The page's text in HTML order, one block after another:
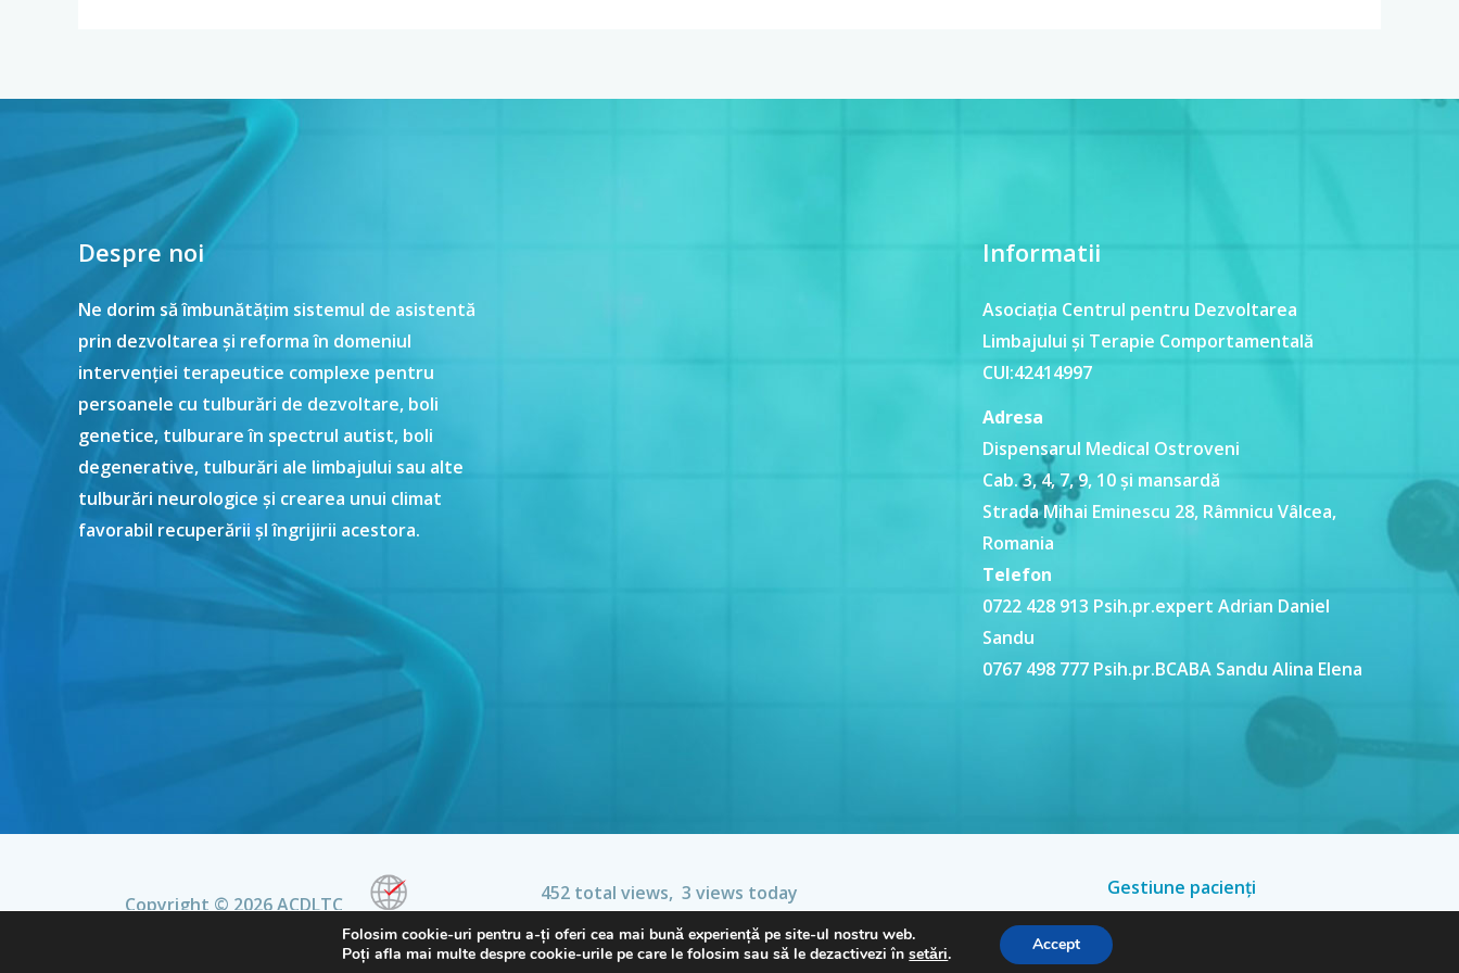
Despre noi
Ne dorim să îmbunătățim sistemul de asistentă
prin dezvoltarea și reforma în domeniul
intervenției terapeutice complexe pentru
persoanele cu tulburări de dezvoltare, boli
genetice, tulburare în spectrul autist, boli
degenerative, tulburări ale limbajului sau alte
tulburări neurologice și crearea unui climat
favorabil recuperării șI îngrijirii acestora.
Informatii
Asociația Centrul pentru Dezvoltarea
Limbajului și Terapie Comportamentală
CUI:42414997
Adresa
Dispensarul Medical Ostroveni
Cab. 3, 4, 7, 9, 10 și mansardă
Strada Mihai Eminescu 28, Râmnicu Vâlcea,
Romania
Telefon
0722 428 913 Psih.pr.expert Adrian Daniel
Sandu
0767 498 777 Psih.pr.BCABA Sandu Alina Elena
Copyright © 2026 ACDLTC 452 total views, 3 views today Gestiune pacienți
Folosim cookie-uri pentru a-ți oferi cea mai bună experiență pe site-ul nostru web.
Poți afla mai multe despre cookie-urile pe care le folosim sau să le dezactivezi însetări. Accept